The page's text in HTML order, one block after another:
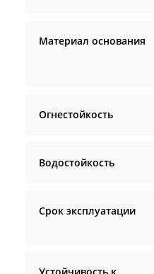
Материал основания
Огнестойкость
Водостойкость
Срок эксплуатации
Устойчивость к